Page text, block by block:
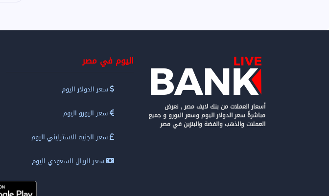
أسعار العملات من بنك لايف مصر , نعرض
مباشرةً سعر الدولار اليوم وسعر اليورو و جميع
العملات والذهب والفضة والبنزين في مصر
اليوم في مصر
سعر الدولار اليوم
سعر اليورو اليوم
سعر الجنيه الاسترليني اليوم
سعر الريال السعودي اليوم